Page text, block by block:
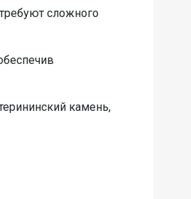
сложного
камень,